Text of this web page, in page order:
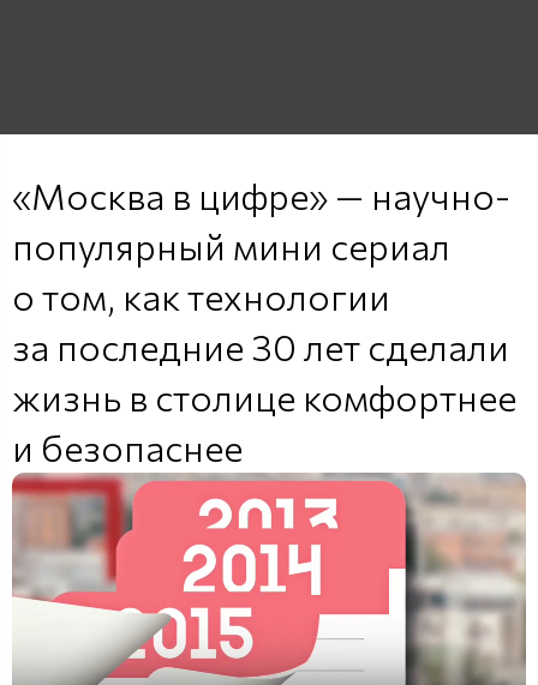
«Москва в цифре» — научно-
популярный мини сериал
о том, как технологии
за последние 30 лет сделали
жизнь в столице комфортнее
и безопаснее